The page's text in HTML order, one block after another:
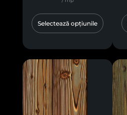
Selectează opțiunile